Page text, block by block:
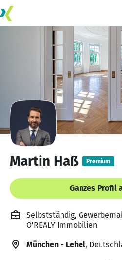
Martin Haß Premium
Ganzes Profil
Selbstständig,
O'REALY Immobilien
München - Lehel,